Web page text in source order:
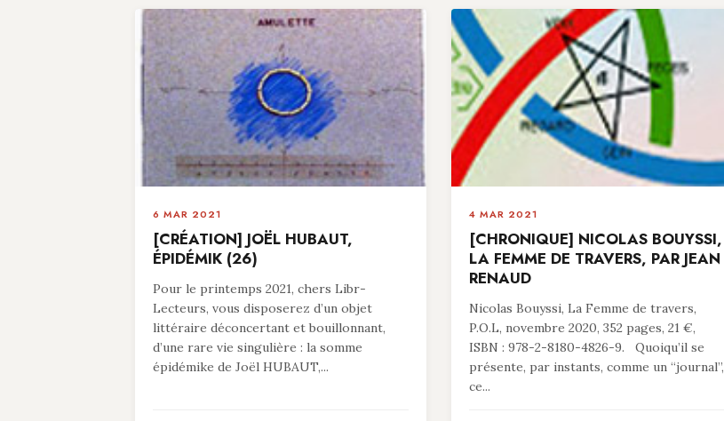
6 MAR 2021
[CRÉATION] JOËL HUBAUT,
ÉPIDÉMIK (26)
Pour le printemps 2021, chers Libr-
Lecteurs, vous disposerez d’un objet
littéraire déconcertant et bouillonnant,
d’une rare vie singulière : la somme
épidémike de Joël HUBAUT,...
4 MAR 2021
[CHRONIQUE] NICOLAS BOUYSSI,
LA FEMME DE TRAVERS, PAR JEAN
RENAUD
Nicolas Bouyssi, La Femme de travers,
P.O.L, novembre 2020, 352 pages, 21 €,
ISBN : 978-2-8180-4826-9. Quoiqu’il se
présente, par instants, comme un “journal”,
ce...